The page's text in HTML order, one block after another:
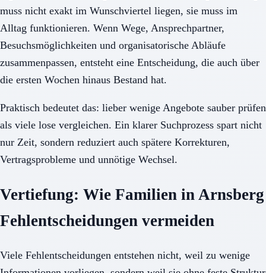
muss nicht exakt im Wunschviertel liegen, sie muss im
Alltag funktionieren. Wenn Wege, Ansprechpartner,
Besuchsmöglichkeiten und organisatorische Abläufe
zusammenpassen, entsteht eine Entscheidung, die auch über
die ersten Wochen hinaus Bestand hat.
Praktisch bedeutet das: lieber wenige Angebote sauber prüfen
als viele lose vergleichen. Ein klarer Suchprozess spart nicht
nur Zeit, sondern reduziert auch spätere Korrekturen,
Vertragsprobleme und unnötige Wechsel.
Vertiefung: Wie Familien in Arnsberg
Fehlentscheidungen vermeiden
Viele Fehlentscheidungen entstehen nicht, weil zu wenige